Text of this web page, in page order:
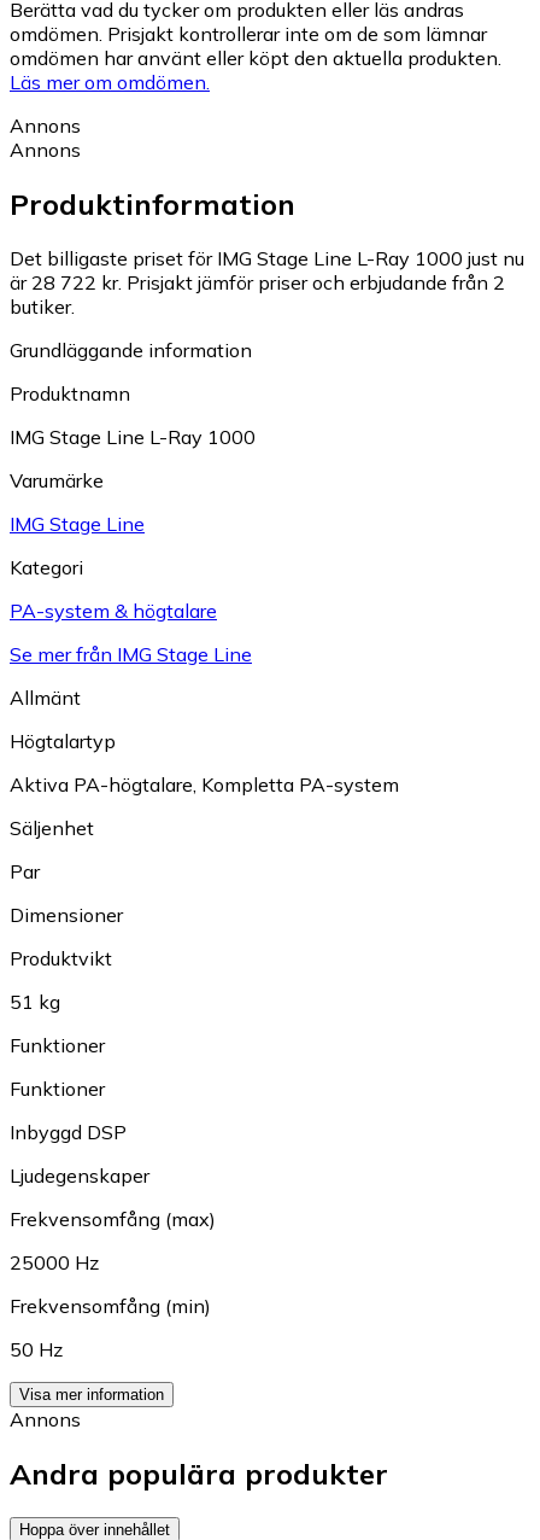
Berätta vad du tycker om produkten eller läs andras
omdömen. Prisjakt kontrollerar inte om de som lämnar
omdömen har använt eller köpt den aktuella produkten.
Läs mer om omdömen.
Annons
Annons
Produktinformation
Det billigaste priset för IMG Stage Line L-Ray 1000 just nu
är 28 722 kr. Prisjakt jämför priser och erbjudande från 2
butiker.
Grundläggande information
Produktnamn
IMG Stage Line L-Ray 1000
Varumärke
IMG Stage Line
Kategori
PA-system & högtalare
Se mer från IMG Stage Line
Allmänt
Högtalartyp
Aktiva PA-högtalare Kompletta PA-system
Säljenhet
Par
Dimensioner
Produktvikt
51 kg
Funktioner
Funktioner
Inbyggd DSP
Ljudegenskaper
Frekvensomfång (max)
25000 Hz
Frekvensomfång (min)
50 Hz
Visa mer information
Annons
Andra populära produkter
Hoppa över innehållet